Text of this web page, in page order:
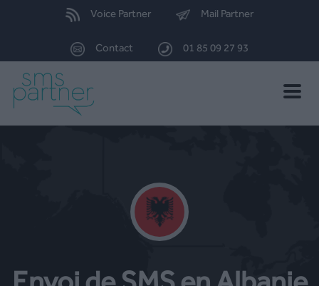
Voice Partner Mail Partner
Contact 01 85 09 27 93
Toggle